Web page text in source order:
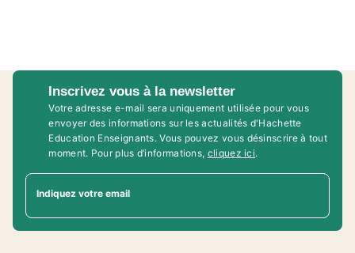
Inscrivez vous à la newsletter
Votre adresse e-mail sera uniquement utilisée pour vous
envoyer des informations sur les actualités d'Hachette
Education Enseignants. Vous pouvez vous désinscrire à tout
moment. Pour plus d’informations, cliquez ici.
Indiquez votre email